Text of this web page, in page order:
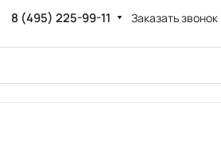
8 (495) 225-99-11 Заказать звонок